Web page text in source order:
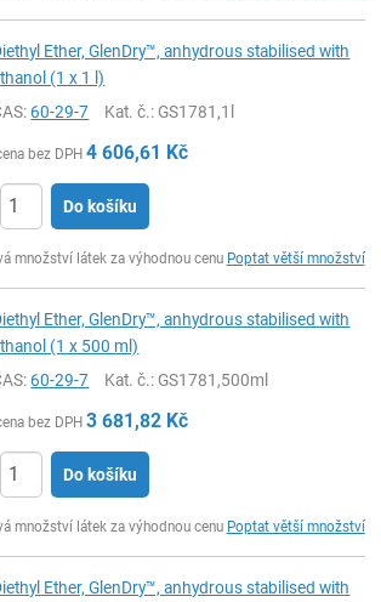
Ether, GlenDry™, anhydrous stabilised with
(1 x 1 l)
60-29-7 Kat. č.: GS1781,1l
bez DPH 4 606,61 Kč
Do košíku
množství látek za výhodnou cenu Poptat větší množství
Ether, GlenDry™, anhydrous stabilised with
(1 x 500 ml)
60-29-7 Kat. č.: GS1781,500ml
bez DPH 3 681,82 Kč
Do košíku
množství látek za výhodnou cenu Poptat větší množství
Ether, GlenDry™, anhydrous stabilised with